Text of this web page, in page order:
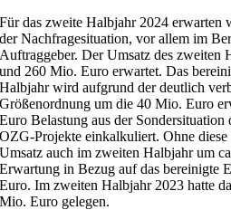
Für das zweite Halbjahr 2024 erwarten
der Nachfragesituation, vor allem im
Auftraggeber. Der Umsatz des zweiten
und 260 Mio. Euro erwartet. Das
Halbjahr wird aufgrund der deutlich
Größenordnung um die 40 Mio. Euro
Euro Belastung aus der Sondersituation
OZG-Projekte einkalkuliert. Ohne diese
Umsatz auch im zweiten Halbjahr um
Erwartung in Bezug auf das bereinigte
Euro. Im zweiten Halbjahr 2023 hatte
Mio. Euro gelegen.